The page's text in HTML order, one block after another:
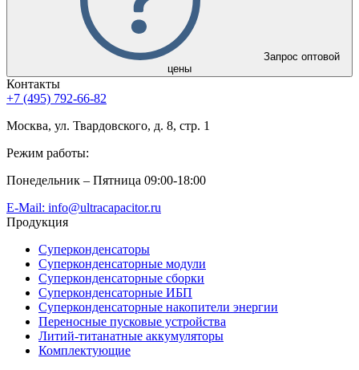
Запрос оптовой
цены
Контакты
+7 (495) 792-66-82
Москва, ул. Твардовского, д. 8, стр. 1
Режим работы:
Понедельник – Пятница 09:00-18:00
E-Mail: info@ultracapacitor.ru
Продукция
Суперконденсаторы
Суперконденсаторные модули
Суперконденсаторные сборки
Суперконденсаторные ИБП
Суперконденсаторные накопители энергии
Переносные пусковые устройства
Литий-титанатные аккумуляторы
Комплектующие